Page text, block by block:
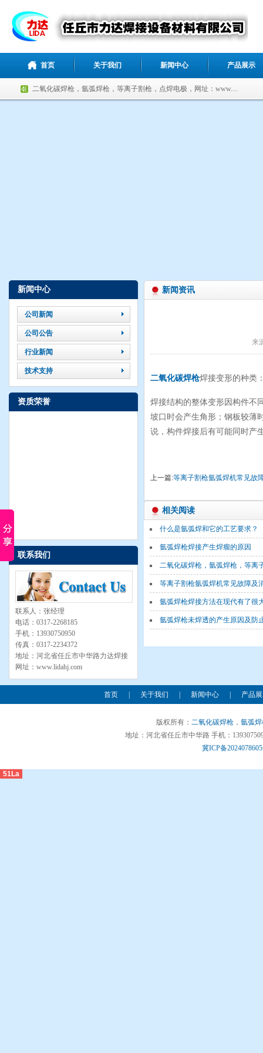
首页 关于我们 新闻中心 产品展示
二氧化碳焊枪，氩弧焊枪，等离子割枪，点焊电极，网址：www....
新闻中心
公司新闻
公司公告
行业新闻
技术支持
资质荣誉
联系我们
联系人：张经理
电话：0317-2268185
手机：13930750950
传真：0317-2234372
地址：河北省任丘市中华路力达焊接
网址：www.lidahj.com
新闻资讯
来
二氧化碳焊枪焊接变形的种类
焊接结构的整体变形因构件不
坡口时会产生角形；钢板较薄
说，构件焊接后有可能同时产
上一篇:等离子割枪氩弧焊机常见故
相关阅读
什么是氩弧焊和它的工艺要求？
氩弧焊枪焊接产生焊瘤的原因
二氧化碳焊枪，氩弧焊枪，等离
等离子割枪氩弧焊机常见故障及
氩弧焊枪焊接方法在现代有了很
氩弧焊枪未焊透的产生原因及防
首页 关于我们 新闻中心 产品
版权所有： 二氧化碳焊枪 ， 氩弧
地址：河北省任丘市中华路 手机：
冀ICP备
51La